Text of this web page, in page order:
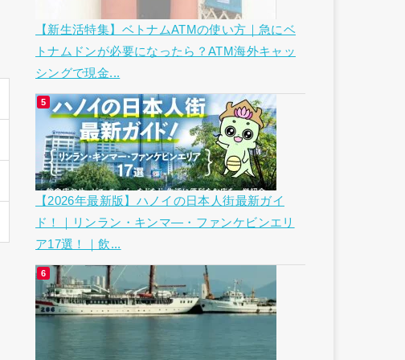
【新生活特集】ベトナムATMの使い方｜急にベ
トナムドンが必要になったら？ATM海外キャッ
シングで現金...
【2026年最新版】ハノイの日本人街最新ガイ
ド！｜リンラン・キンマ―・ファンケビンエリ
ア17選！｜飲...